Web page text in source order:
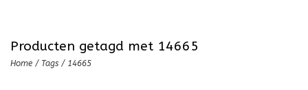
Producten getagd met 14665
Home / Tags / 14665